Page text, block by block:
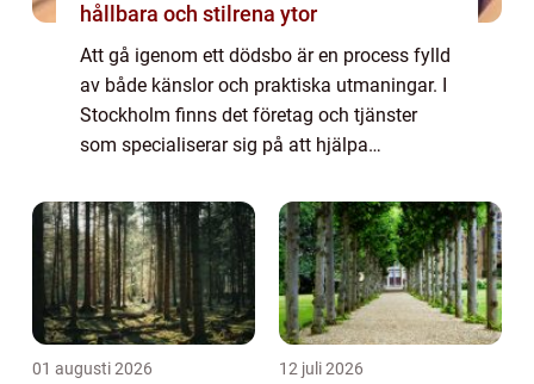
hållbara och stilrena ytor
Att gå igenom ett dödsbo är en process fylld
av både känslor och praktiska utmaningar. I
Stockholm finns det företag och tjänster
som specialiserar sig på att hjälpa
01 augusti 2026 12 juli 2026